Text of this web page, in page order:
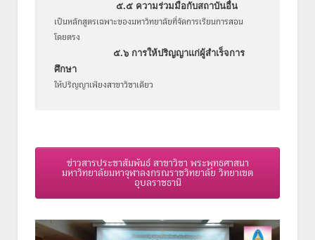
๕.๕ ความร่วมมือกับสถาบันอื่น
เป็นหลักสูตรเฉพาะของมหาวิทยาลัยที่จัดการเรียนการสอน
โดยตรง
๕.๖ การให้ปริญญาแก่ผู้สำเร็จการ
ศึกษา
ให้ปริญญาเพียงสาขาวิชาเดียว
ข่าวสารประชาสัมพันธ์ สาขาวิชา พระพุทธศาสนา
มหาวิทยาลัยมหาจุฬาลงกรณราชวิทยาลัย วิทยาเขต
อุบลราชธานี